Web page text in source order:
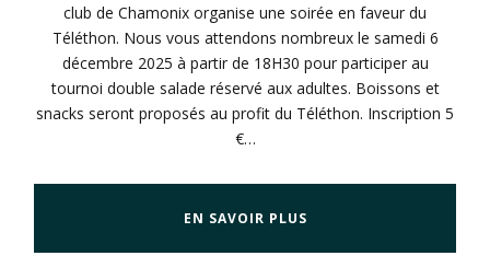
club de Chamonix organise une soirée en faveur du
Téléthon. Nous vous attendons nombreux le samedi 6
décembre 2025 à partir de 18H30 pour participer au
tournoi double salade réservé aux adultes. Boissons et
snacks seront proposés au profit du Téléthon. Inscription 5
€…
EN SAVOIR PLUS